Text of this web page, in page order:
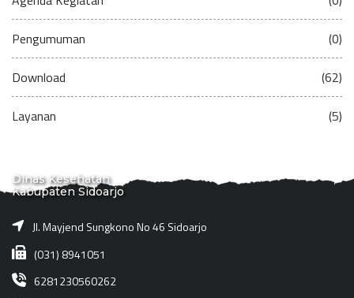
Pengumuman (0)
Download (62)
Layanan (5)
Dinas Kesehatan
Kabupaten Sidoarjo
Jl. Mayjend Sungkono No 46 Sidoarjo
(031) 8941051
6281230560262